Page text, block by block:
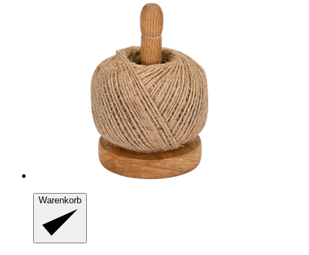
Warenkorb